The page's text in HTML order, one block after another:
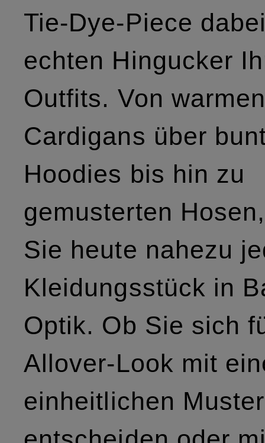
Tie-Dye-Piece
echten Hingucker
Outfits. Von
Cardigans über
Hoodies bis hin zu
gemusterten
Sie heute nahezu
Kleidungsstück in
Optik. Ob Sie sich
Allover-Look mit
einheitlichen Muster